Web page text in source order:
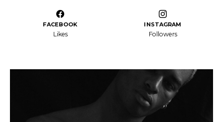
FACEBOOK
Likes
INSTAGRAM
Followers